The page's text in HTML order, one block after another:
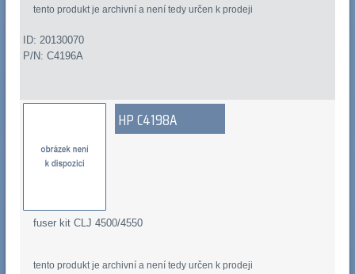
tento produkt je archivní a není tedy určen k prodeji
ID: 20130070
P/N: C4196A
HP C4198A
fuser kit CLJ 4500/4550
tento produkt je archivní a není tedy určen k prodeji